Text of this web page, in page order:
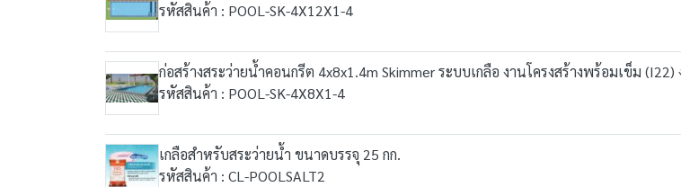
รหัสสินค้า : POOL-SK-4X12X1-4
ก่อสร้างสระว่ายน้ำคอนกรีต 4x8x1.4m Skimmer ระบบเกลือ งานโครงสร้างพร้อมเข็ม
รหัสสินค้า : POOL-SK-4X8X1-4
เกลือสำหรับสระว่ายน้ำ ขนาดบรรจุ 25 กก.
รหัสสินค้า : CL-POOLSALT2